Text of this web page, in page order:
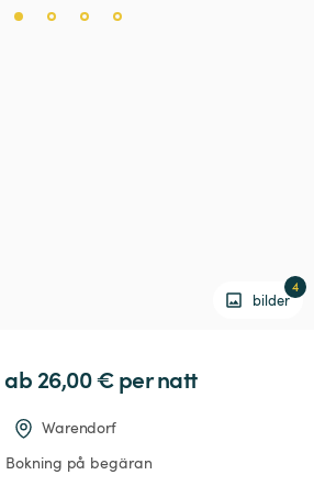
bilder
4
ab 26,00 € per natt
Warendorf
Bokning på begäran